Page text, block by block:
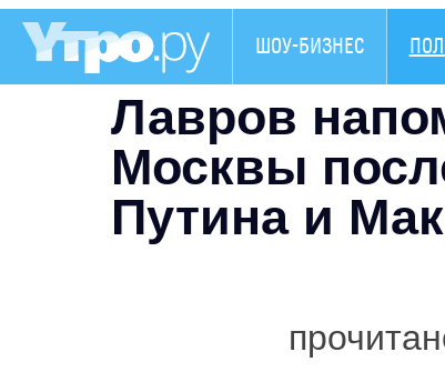
ШОУ-БИЗНЕС
Лавров
Москвы
Путина и